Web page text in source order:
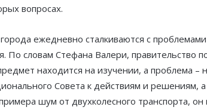
вопросах.
ежедневно сталкиваются с
По словам Стефана Валери, правительство
находится на изучении, а проблема –
Совета к действиям и решениям,
шум от двухколесного транспорта, он